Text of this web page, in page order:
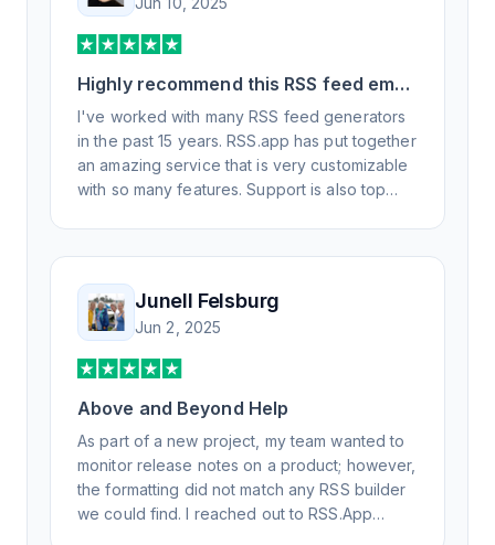
Highly recommend this RSS feed email
/ widget generator service.
I've worked with many RSS feed generators
in the past 15 years. RSS.app has put together
an amazing service that is very customizable
with so many features. Support is also top
professionally. Highly recommend for all your
RSS feed needs. Our trucking news hub
website couldn't work without it. Thank you.
Junell Felsburg
Jun 2, 2025
Above and Beyond Help
As part of a new project, my team wanted to
monitor release notes on a product; however,
the formatting did not match any RSS builder
we could find. I reached out to RSS.App